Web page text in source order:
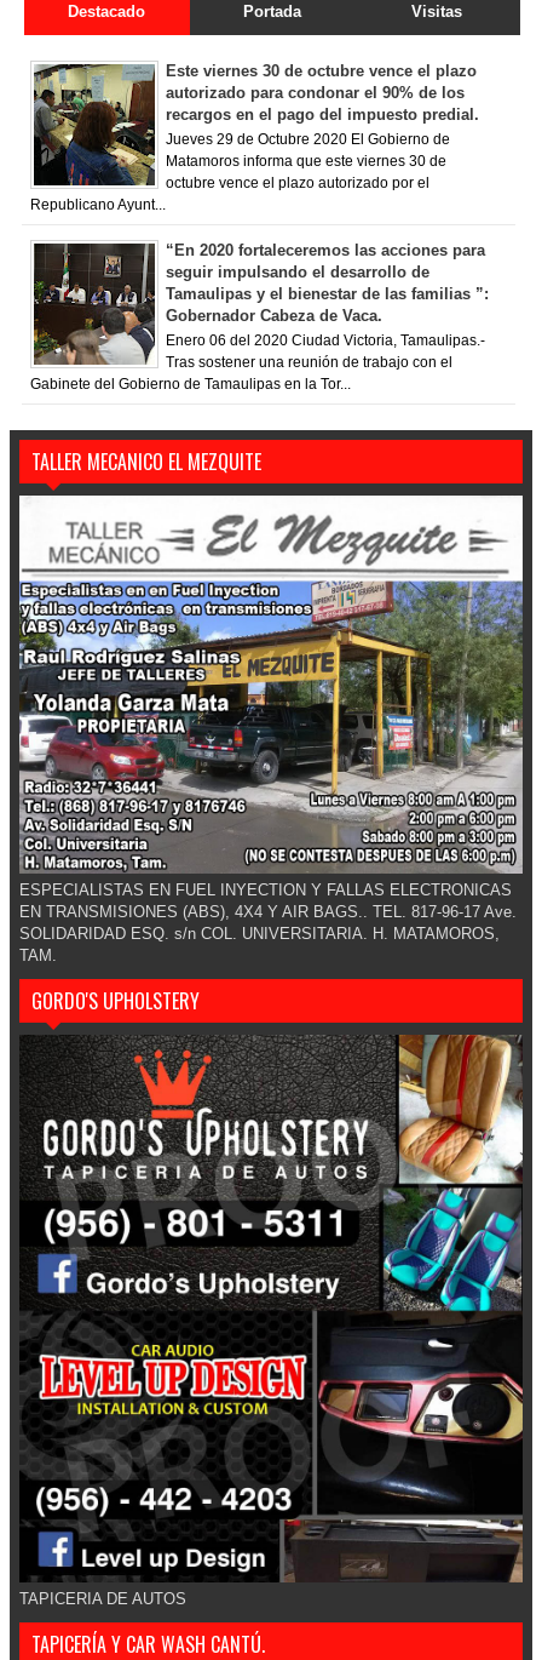
Destacado Portada Visitas
Este viernes 30 de octubre vence el plazo
autorizado para condonar el 90% de los
recargos en el pago del impuesto predial.
Jueves 29 de Octubre 2020 El Gobierno de
Matamoros informa que este viernes 30 de
octubre vence el plazo autorizado por el
Republicano Ayunt...
“En 2020 fortaleceremos las acciones para
seguir impulsando el desarrollo de
Tamaulipas y el bienestar de las familias ”:
Gobernador Cabeza de Vaca.
Enero 06 del 2020 Ciudad Victoria, Tamaulipas.-
Tras sostener una reunión de trabajo con el
Gabinete del Gobierno de Tamaulipas en la Tor...
TALLER MECANICO EL MEZQUITE
ESPECIALISTAS EN FUEL INYECTION Y FALLAS ELECTRONICAS
EN TRANSMISIONES (ABS), 4X4 Y AIR BAGS.. TEL. 817-96-17 Ave.
SOLIDARIDAD ESQ. s/n COL. UNIVERSITARIA. H. MATAMOROS,
TAM.
GORDO'S UPHOLSTERY
TAPICERIA DE AUTOS
TAPICERÍA Y CAR WASH CANTÚ.